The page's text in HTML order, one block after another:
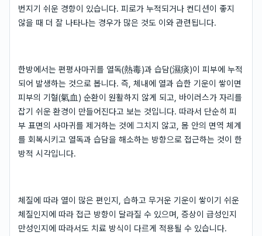
번지기 쉬운 경향이 있습니다. 피로가 누적되거나 컨디션이 좋지
않을 때 더 잘 나타나는 경우가 많은 것도 이와 관련됩니다.
한방에서는 편평사마귀를 열독(熱毒)과 습담(濕痰)이 피부에 누적
되어 발생하는 것으로 봅니다. 즉, 체내에 열과 습한 기운이 쌓이면
피부의 기혈(氣血) 순환이 원활하지 않게 되고, 바이러스가 자리를
잡기 쉬운 환경이 만들어진다고 보는 것입니다. 따라서 단순히 피
부 표면의 사마귀를 제거하는 것에 그치지 않고, 몸 안의 면역 체계
를 회복시키고 열독과 습담을 해소하는 방향으로 접근하는 것이 한
방적 시각입니다.
체질에 따라 열이 많은 편인지, 습하고 무거운 기운이 쌓이기 쉬운
체질인지에 따라 접근 방향이 달라질 수 있으며, 증상이 급성인지
만성인지에 따라서도 치료 방식이 다르게 적용될 수 있습니다.